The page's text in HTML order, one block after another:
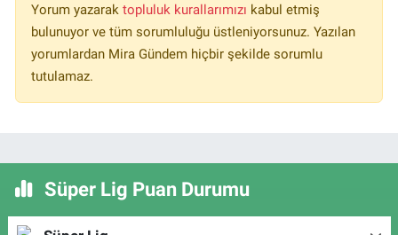
Yorum yazarak topluluk kurallarımızı kabul etmiş
bulunuyor ve tüm sorumluluğu üstleniyorsunuz. Yazılan
yorumlardan Mira Gündem hiçbir şekilde sorumlu
tutulamaz.
Süper Lig Puan Durumu